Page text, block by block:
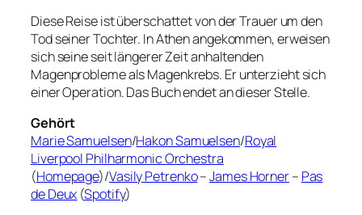
Diese Reise ist überschattet von der Trauer um den
Tod seiner Tochter. In Athen angekommen, erweisen
sich seine seit längerer Zeit anhaltenden
Magenprobleme als Magenkrebs. Er unterzieht sich
einer Operation. Das Buch endet an dieser Stelle.
Gehört
Marie Samuelsen/Hakon Samuelsen/Royal
Liverpool Philharmonic Orchestra
(Homepage)/Vasily Petrenko–James Horner– Pas
de Deux (Spotify)